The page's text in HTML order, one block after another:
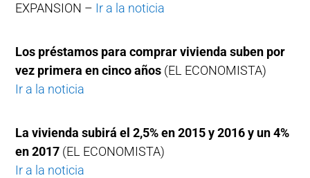
EXPANSION – Ir a la noticia
Los préstamos para comprar vivienda suben por
vez primera en cinco años (EL ECONOMISTA)
Ir a la noticia
La vivienda subirá el 2,5% en 2015 y 2016 y un 4%
en 2017 (EL ECONOMISTA)
Ir a la noticia